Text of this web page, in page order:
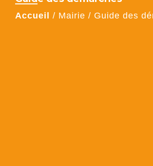
Accueil / Mairie / Guide des